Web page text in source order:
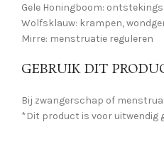
Gele Honingboom:
Wolfsklauw: krampen,
Mirre: menstruatie reguleren
GEBRUIK DIT
Bij zwangerschap of
*Dit product is voor uitwendig